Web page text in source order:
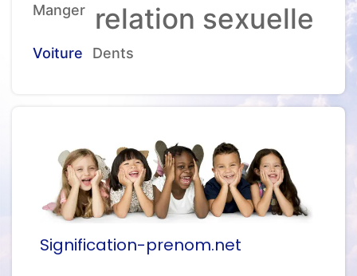
Manger relation sexuelle
Voiture Dents
Signification-prenom.net